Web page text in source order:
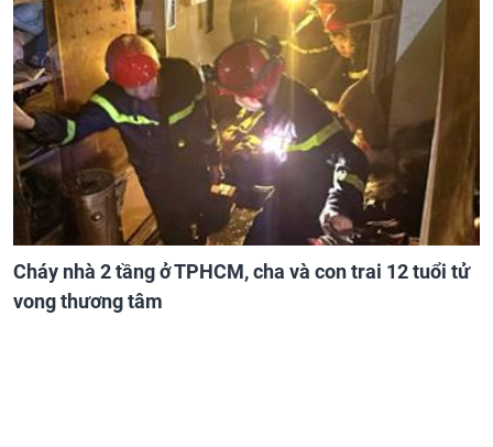
Cháy nhà 2 tầng ở TPHCM, cha và con trai 12 tuổi tử
vong thương tâm